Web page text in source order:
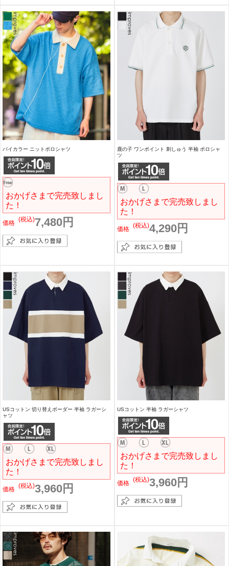
バイカラー ニットポロシャツ
おかげさまで完売致しまし
た！
価格 7,480円
(税込)
鹿の子 ワンポイント 刺しゅう 半袖 ポロシャ
ツ
おかげさまで完売致しまし
た！
価格 4,290円
(税込)
USコットン 切り替えボーダー 半袖 ラガーシ
ャツ
おかげさまで完売致しまし
た！
価格 3,960円
(税込)
USコットン 半袖 ラガーシャツ
おかげさまで完売致しまし
た！
価格 3,960円
(税込)